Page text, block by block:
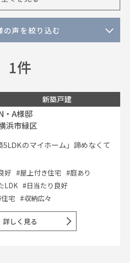
イベント情報
800-108
〜19：00 定休日／水曜日
お問い合わせ
の声を絞り込む
1件
新築戸建
・A様邸
浜市緑区
5LDKのマイホーム」諦めなくて
好 #屋上付き住宅 #庭あり
LDK #日当たり良好
宅 #収納広々
詳しく見る